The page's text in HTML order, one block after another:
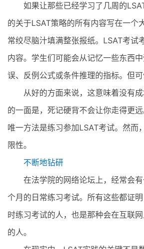
如果让那些已经学习了几周的
的关于LSAT策略的所有内容写在一个
常绞尽脑汁填满整张报纸。LSAT考试
内容。学生们可能会从记忆一些东西
误、反例公式或条件推理的指标。但可
从好的方面来说，这意味着没有成
的一面是，死记硬背不会让你走得更
唯一方法是练习参加LSAT考试。然而
限性。
不断地钻研
在法学院的网络论坛上，经常会有
个月的日常练习考试。所有这些都证
时练习考试的人，也是那种会在互联
的人。